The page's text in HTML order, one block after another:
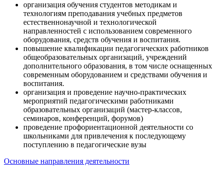
организация обучения студентов методикам и
технологиям преподавания учебных предметов
естественнонаучной и технологической
направленностей с использованием современного
оборудования, средств обучения и воспитания.
повышение квалификации педагогических работников
общеобразовательных организаций, учреждений
дополнительного образования, в том числе оснащенных
современным оборудованием и средствами обучения и
воспитания.
организация и проведение научно-практических
мероприятий педагогическими работниками
образовательных организаций (мастер-классов,
семинаров, конференций, форумов)
проведение профориентационной деятельности со
школьниками для привлечения к последующему
поступлению в педагогические вузы
Основные направления деятельности